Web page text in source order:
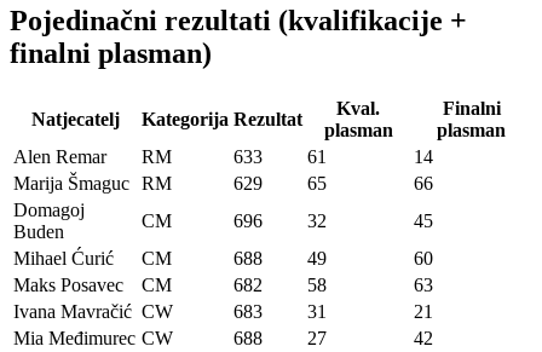
Pojedinačni rezultati (kvalifikacije +
finalni plasman)
Natjecatelj Kategorija Rezultat
Kval.
plasman
Finalni
plasman
Alen Remar
RM 633 61
14
Marija Šmaguc RM 629 65
66
Domagoj
Buden
CM 696 32
45
Mihael Ćurić
CM 688 49
60
Maks Posavec
CM 682 58
63
Ivana Mavračić CW 683 31
21
Mia Međimurec CW 688 27
42